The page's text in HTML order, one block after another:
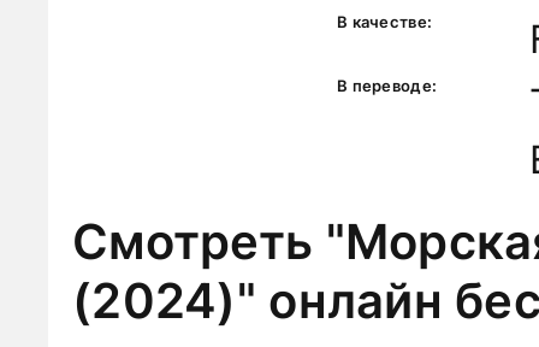
В качестве:
В переводе:
Смотреть
(2024)" онлайн